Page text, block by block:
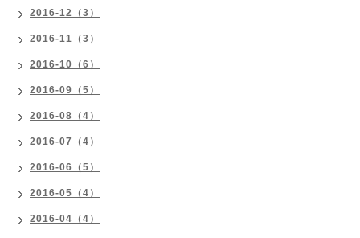
2016-12（3）
2016-11（3）
2016-10（6）
2016-09（5）
2016-08（4）
2016-07（4）
2016-06（5）
2016-05（4）
2016-04（4）